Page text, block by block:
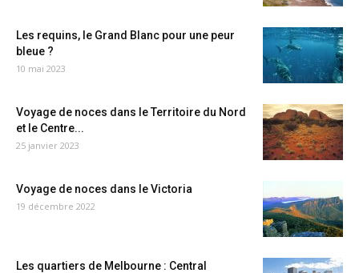
Les requins, le Grand Blanc pour une peur
bleue ?
10 mai 2023
Voyage de noces dans le Territoire du Nord
et le Centre...
25 janvier 2023
Voyage de noces dans le Victoria
19 décembre 2022
Les quartiers de Melbourne : Central